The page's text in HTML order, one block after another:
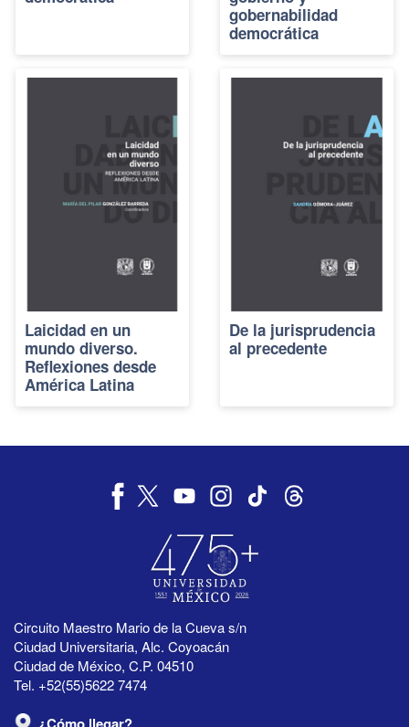
gobernabilidad
democrática
Laicidad en un
mundo diverso.
Reflexiones desde
América Latina
De la jurisprudencia
al precedente
Circuito Maestro Mario de la Cueva s/n
Ciudad Universitaria, Alc. Coyoacán
Ciudad de México, C.P. 04510
Tel. +52(55)5622 7474
¿Cómo llegar?